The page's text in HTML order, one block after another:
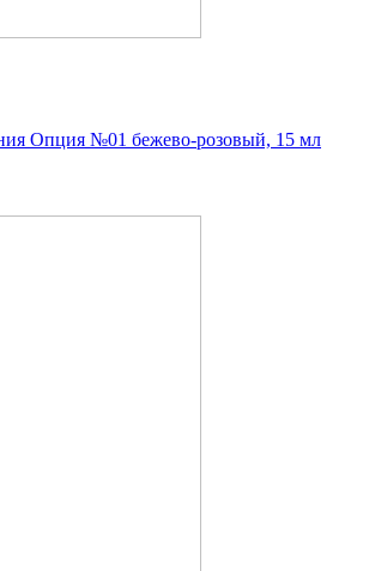
Опция №01 бежево-розовый, 15 мл